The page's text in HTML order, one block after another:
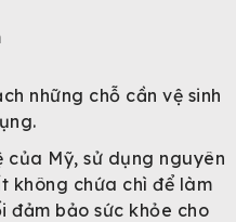
những chỗ cần vệ sinh
của Mỹ, sử dụng nguyên
không chứa chì để làm
đảm bảo sức khỏe cho